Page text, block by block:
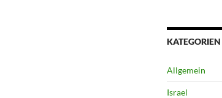
KATEGORIEN
Allgemein
Israel